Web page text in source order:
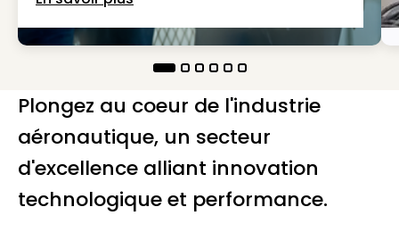
Plongez au coeur de l'industrie
aéronautique, un secteur
d'excellence alliant innovation
technologique et performance.